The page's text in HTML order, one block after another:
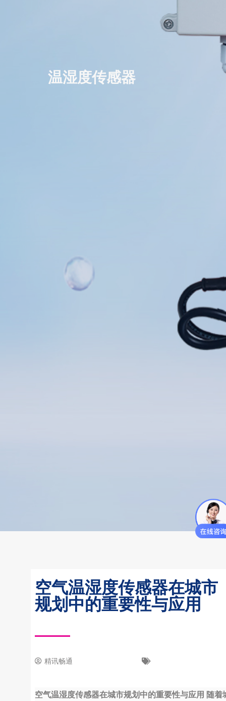
温湿度传感器
空气温湿度传感器在城市
规划中的重要性与应用
精讯畅通
空气温湿度传感器在城市规划中的重要性与应用 随着